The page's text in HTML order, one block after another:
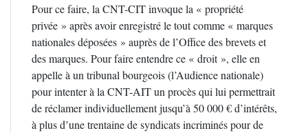
Pour ce faire, la CNT-CIT invoque la « propriété
privée » après avoir enregistré le tout comme « marques
nationales déposées » auprès de l’Office des brevets et
des marques. Pour faire entendre ce « droit », elle en
appelle à un tribunal bourgeois (l’Audience nationale)
pour intenter à la CNT-AIT un procès qui lui permettrait
de réclamer individuellement jusqu’à 50 000 € d’intérêts,
à plus d’une trentaine de syndicats incriminés pour de